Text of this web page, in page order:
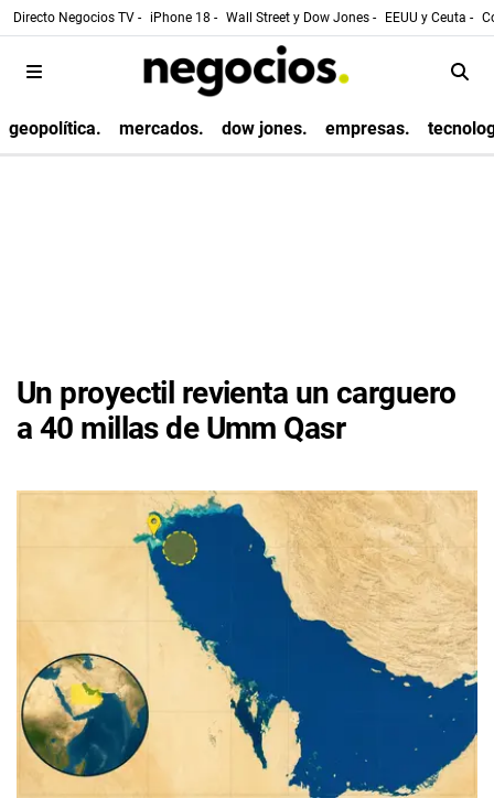
Directo Negocios TV - iPhone 18 - Wall Street y Dow Jones - EEUU y Ceuta -
geopolítica. mercados. dow jones. empresas.
Un proyectil revienta un carguero
a 40 millas de Umm Qasr